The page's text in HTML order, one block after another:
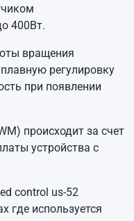
400Вт.
вращения
регулировку
при появлении
происходит за счет
устройства с
control us-52
где используется